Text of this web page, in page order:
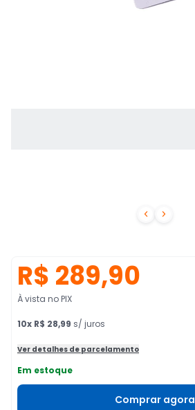
 
R$ 289,90
À vista no PIX
10x R$ 28,99 s/ juros
Ver detalhes de parcelamento
Em estoque
Comprar agora